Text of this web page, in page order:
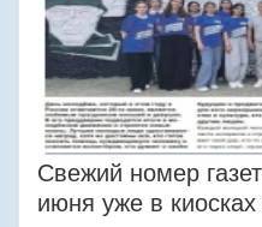
Свежий номер
июня уже в